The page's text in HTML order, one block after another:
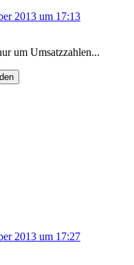
2013 um 17:13
um Umsatzzahlen...
2013 um 17:27